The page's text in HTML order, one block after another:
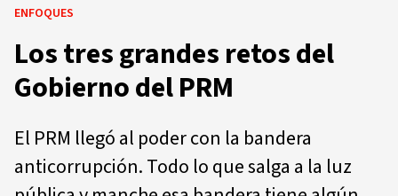
ENFOQUES
Los tres grandes retos del
Gobierno del PRM
El PRM llegó al poder con la bandera
anticorrupción. Todo lo que salga a la luz